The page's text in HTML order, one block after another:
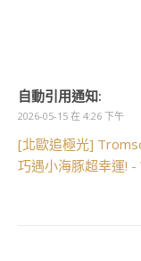
自動引用通知:
2026-05-15 在 4:26 下午
[北歐追極光]
巧遇小海豚超幸運!